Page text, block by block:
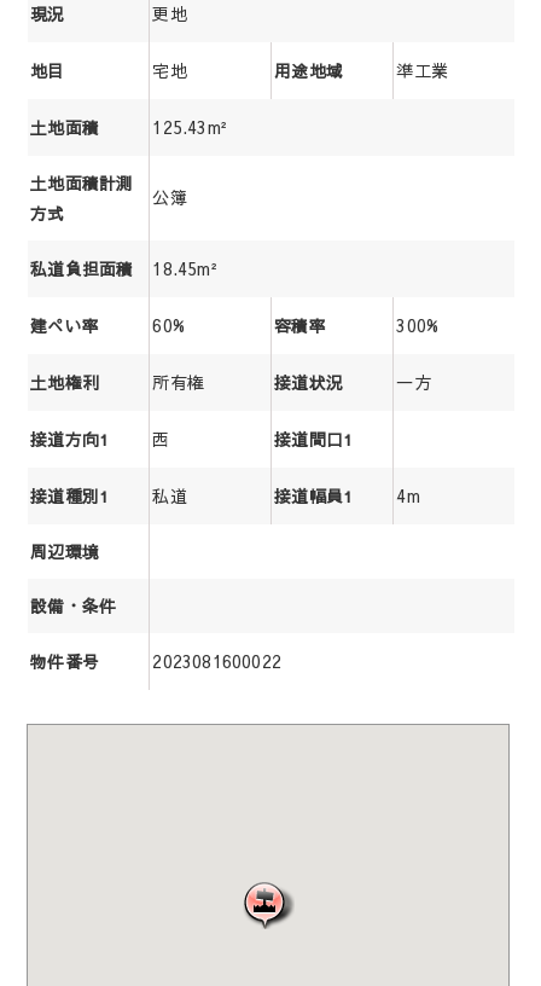
現況 更地
地目 宅地 用途地域 準工業
土地面積 125.43m²
土地面積計測
方式
公簿
私道負担面積 18.45m²
建ぺい率 60% 容積率 300%
土地権利 所有権 接道状況 一方
接道方向1 西 接道間口1
接道種別1 私道 接道幅員1 4m
周辺環境
設備・条件
物件番号 2023081600022